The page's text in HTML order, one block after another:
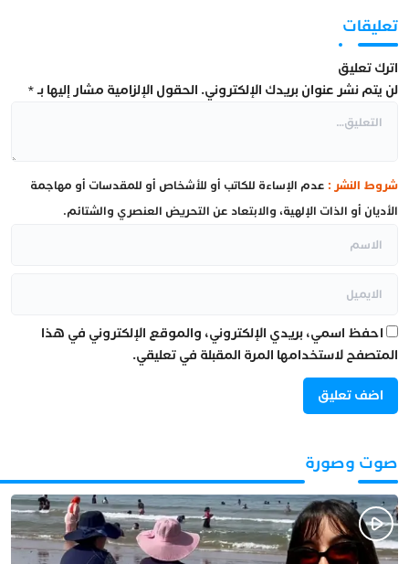
تعليقات
اترك تعليق
لن يتم نشر عنوان بريدك الإلكتروني. الحقول الإلزامية مشار إليها بـ*
شروط النشر : عدم الإساءة للكاتب أو للأشخاص أو للمقدسات أو مهاجمة
الأديان أو الذات الإلهية، والابتعاد عن التحريض العنصري والشتائم.
احفظ اسمي، بريدي الإلكتروني، والموقع الإلكتروني في هذا
المتصفح لاستخدامها المرة المقبلة في تعليقي.
صوت وصورة